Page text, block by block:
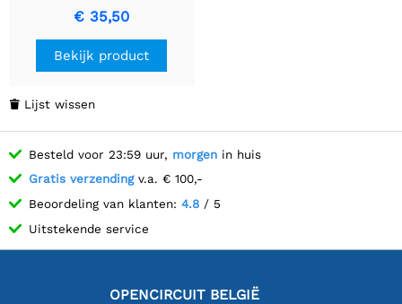
wFL
€ 35,50
Bekijk product
 Lijst wissen
Besteld voor 23:59 uur, morgen in huis
Gratis verzendingv.a. € 100,-
Beoordeling van klanten: 4.8 / 5
Uitstekende service
OPENCIRCUIT BELGIË